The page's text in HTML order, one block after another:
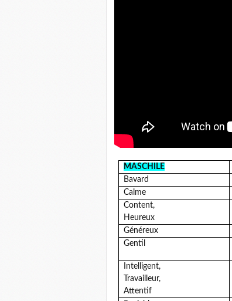
MASCHILE
Bavard
Calme
Content,
Heureux
Généreux
Gentil
Intelligent,
Travailleur,
Attentif